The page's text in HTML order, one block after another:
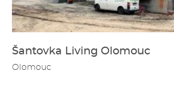
Šantovka Living Olomouc
Olomouc